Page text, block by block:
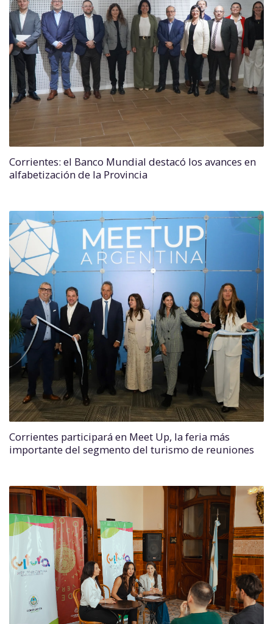
Corrientes: el Banco Mundial destacó los avances en
alfabetización de la Provincia
Corrientes participará en Meet Up, la feria más
importante del segmento del turismo de reuniones